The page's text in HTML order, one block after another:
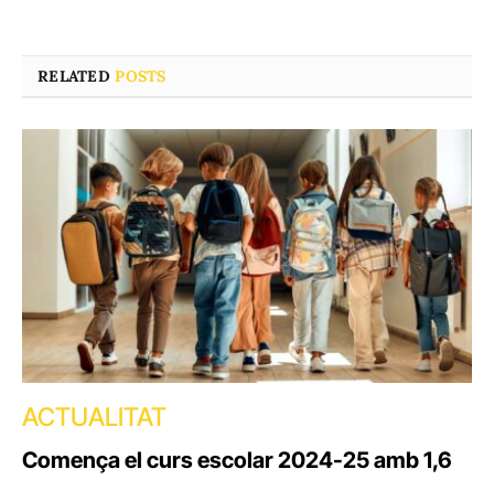
RELATEDPOSTS
ACTUALITAT
Comença el curs escolar 2024-25 amb 1,6